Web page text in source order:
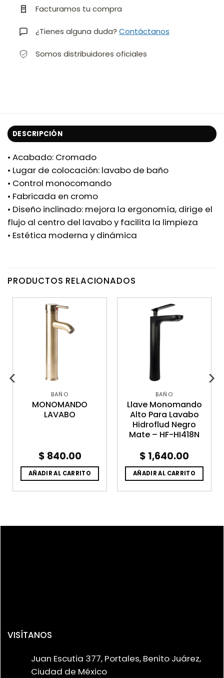
Facturamos tu compra
¿Tienes alguna duda? Contáctanos
Somos distribuidores oficiales
DESCRIPCIÓN
• Acabado: Cromado
• Lugar de colocación: lavabo de baño
• Control monocomando
• Fabricada en cromo
• Diseño inclinado: mejora la ergonomía, dirige el
flujo al centro del lavabo y facilita la limpieza
• Estética moderna y dinámica
PRODUCTOS RELACIONADOS
BAÑO
MONOMANDO
LAVABO
$ 840.00
AÑADIR AL CARRITO
BAÑO
Llave Monomando
Alto Para Lavabo
Hidroflud Negro
Mate – HF-HI418N
$ 1,640.00
AÑADIR AL CARRITO
VISÍTANOS
Juan Escutia 377, Portales, Benito Juárez,
Ciudad de México